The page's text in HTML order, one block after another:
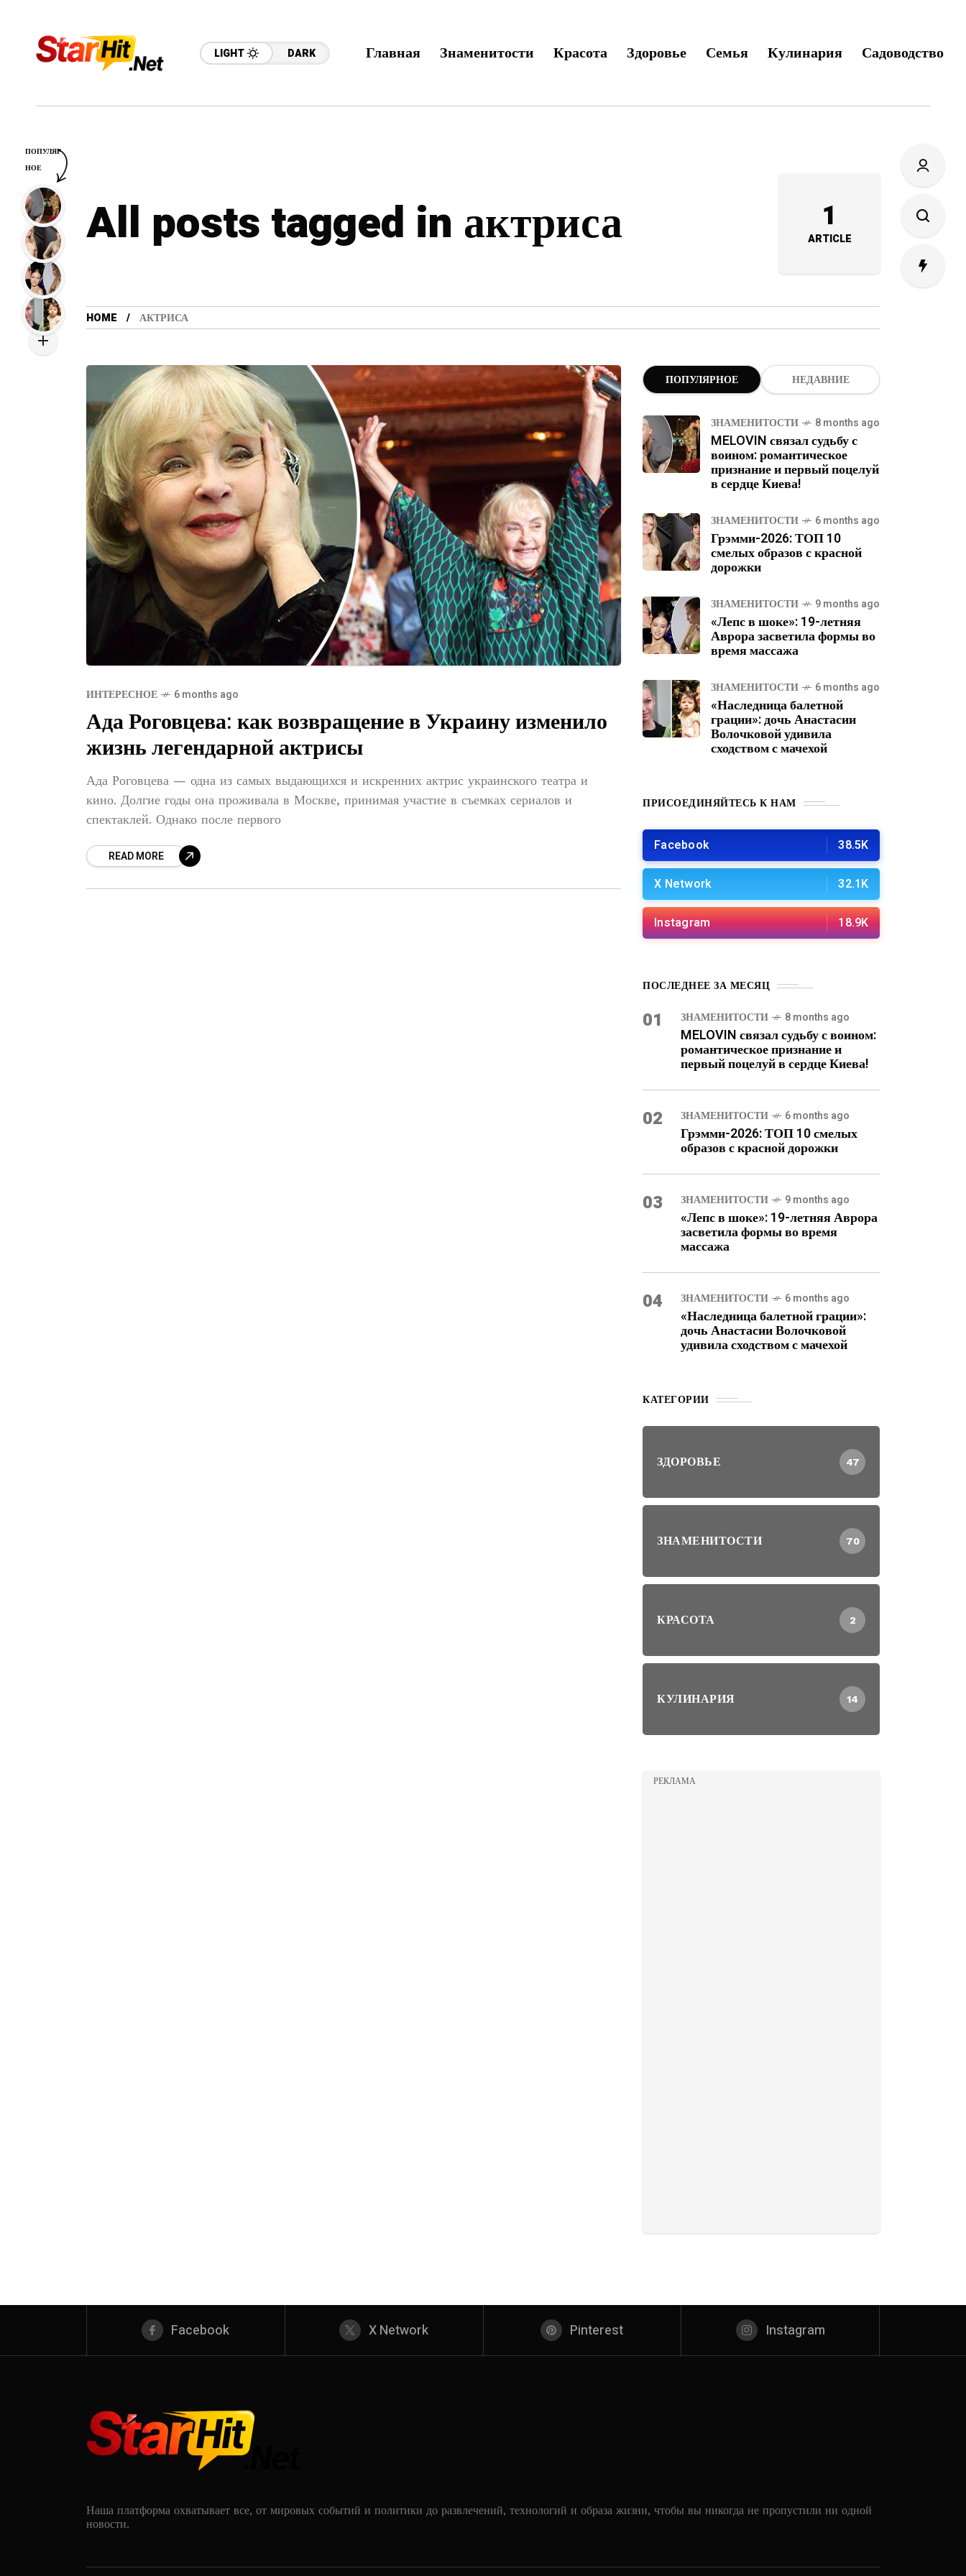
LIGHT DARK Главная Знаменитости Красота Здоровье Семья Кулинария Садоводство
All posts tagged in актриса 1
ARTICLE
HOME АКТРИСА
ИНТЕРЕСНОЕ 6 months ago
Ада Роговцева: как возвращение в Украину изменило
жизнь легендарной актрисы
Ада Роговцева — одна из самых выдающихся и искренних актрис украинского театра и
кино. Долгие годы она проживала в Москве, принимая участие в съемках сериалов и
спектаклей. Однако после первого
READ MORE
ПОПУЛЯРНОЕ НЕДАВНИЕ
ЗНАМЕНИТОСТИ 8 months ago
MELOVIN связал судьбу с
воином: романтическое
признание и первый поцелуй
в сердце Киева!
ЗНАМЕНИТОСТИ 6 months ago
Грэмми-2026: ТОП 10
смелых образов с красной
дорожки
ЗНАМЕНИТОСТИ 9 months ago
«Лепс в шоке»: 19-летняя
Аврора засветила формы во
время массажа
ЗНАМЕНИТОСТИ 6 months ago
«Наследница балетной
грации»: дочь Анастасии
Волочковой удивила
сходством с мачехой
ПРИСОЕДИНЯЙТЕСЬ К НАМ
Facebook 38.5K
X Network 32.1K
Instagram 18.9K
ПОСЛЕДНЕЕ ЗА МЕСЯЦ
01 ЗНАМЕНИТОСТИ 8 months ago
MELOVIN связал судьбу с воином:
романтическое признание и
первый поцелуй в сердце Киева!
02 ЗНАМЕНИТОСТИ 6 months ago
Грэмми-2026: ТОП 10 смелых
образов с красной дорожки
03 ЗНАМЕНИТОСТИ 9 months ago
«Лепс в шоке»: 19-летняя Аврора
засветила формы во время
массажа
04 ЗНАМЕНИТОСТИ 6 months ago
«Наследница балетной грации»:
дочь Анастасии Волочковой
удивила сходством с мачехой
КАТЕГОРИИ
ЗДОРОВЬЕ 47
ЗНАМЕНИТОСТИ 70
КРАСОТА 2
КУЛИНАРИЯ 14
РЕКЛАМА
Facebook X Network Pinterest Instagram
Наша платформа охватывает все, от мировых событий и политики до развлечений, технологий и образа жизни, чтобы вы никогда не пропустили ни одной
новости.
ПОПУЛЯР
НОЕ